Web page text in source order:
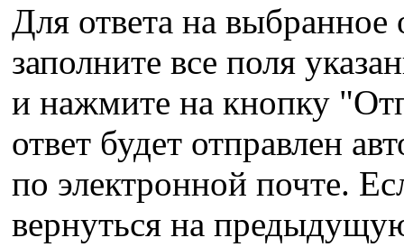
Для ответа на выбранное
заполните все поля
и нажмите на кнопку
ответ будет отправлен
по электронной почте.
вернуться на